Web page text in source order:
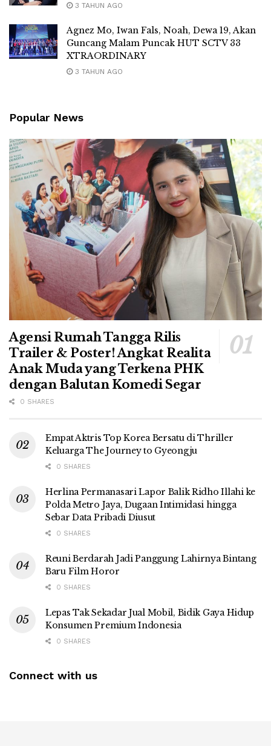
3 TAHUN AGO
Agnez Mo, Iwan Fals, Noah, Dewa 19, Akan
Guncang Malam Puncak HUT SCTV 33
XTRAORDINARY
3 TAHUN AGO
Popular News
Agensi Rumah Tangga Rilis
Trailer & Poster! Angkat Realita
Anak Muda yang Terkena PHK
dengan Balutan Komedi Segar
0 SHARES
Empat Aktris Top Korea Bersatu di Thriller
Keluarga The Journey to Gyeongju
0 SHARES
Herlina Permanasari Lapor Balik Ridho Illahi ke
Polda Metro Jaya, Dugaan Intimidasi hingga
Sebar Data Pribadi Diusut
0 SHARES
Reuni Berdarah Jadi Panggung Lahirnya Bintang
Baru Film Horor
0 SHARES
Lepas Tak Sekadar Jual Mobil, Bidik Gaya Hidup
Konsumen Premium Indonesia
0 SHARES
Connect with us